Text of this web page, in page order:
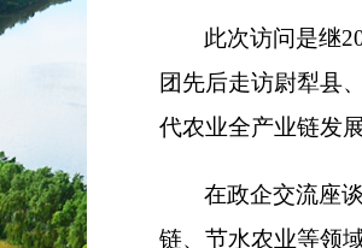
此次访问是继
团先后走访尉犁县
代农业全产业链发展
在政企交流座
链、节水农业等领